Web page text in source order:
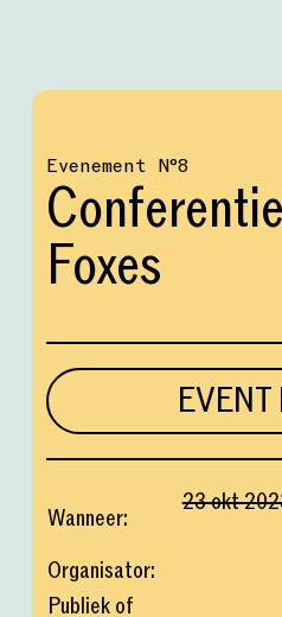
Evenement№8
Foxes
EVENT
Wanneer:
23 okt
Organisator:
Publiek of